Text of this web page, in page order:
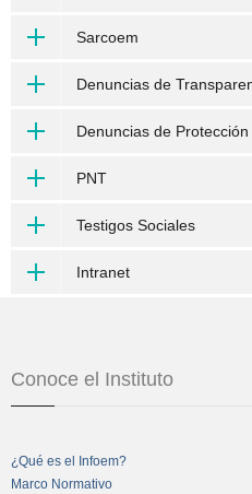
Sarcoem
Denuncias de
Denuncias de
PNT
Testigos Sociales
Intranet
Conoce el Instituto
¿Qué es el Infoem?
Marco Normativo